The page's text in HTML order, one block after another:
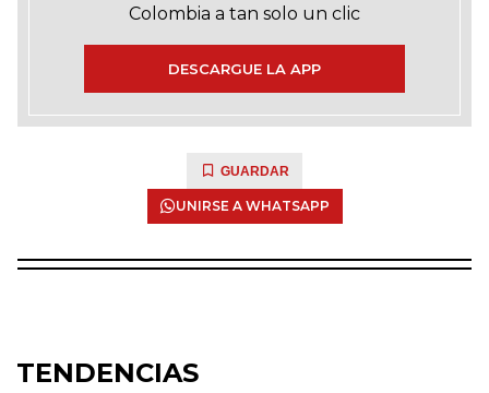
Colombia a tan solo un clic
DESCARGUE LA APP
GUARDAR
UNIRSE A WHATSAPP
TENDENCIAS